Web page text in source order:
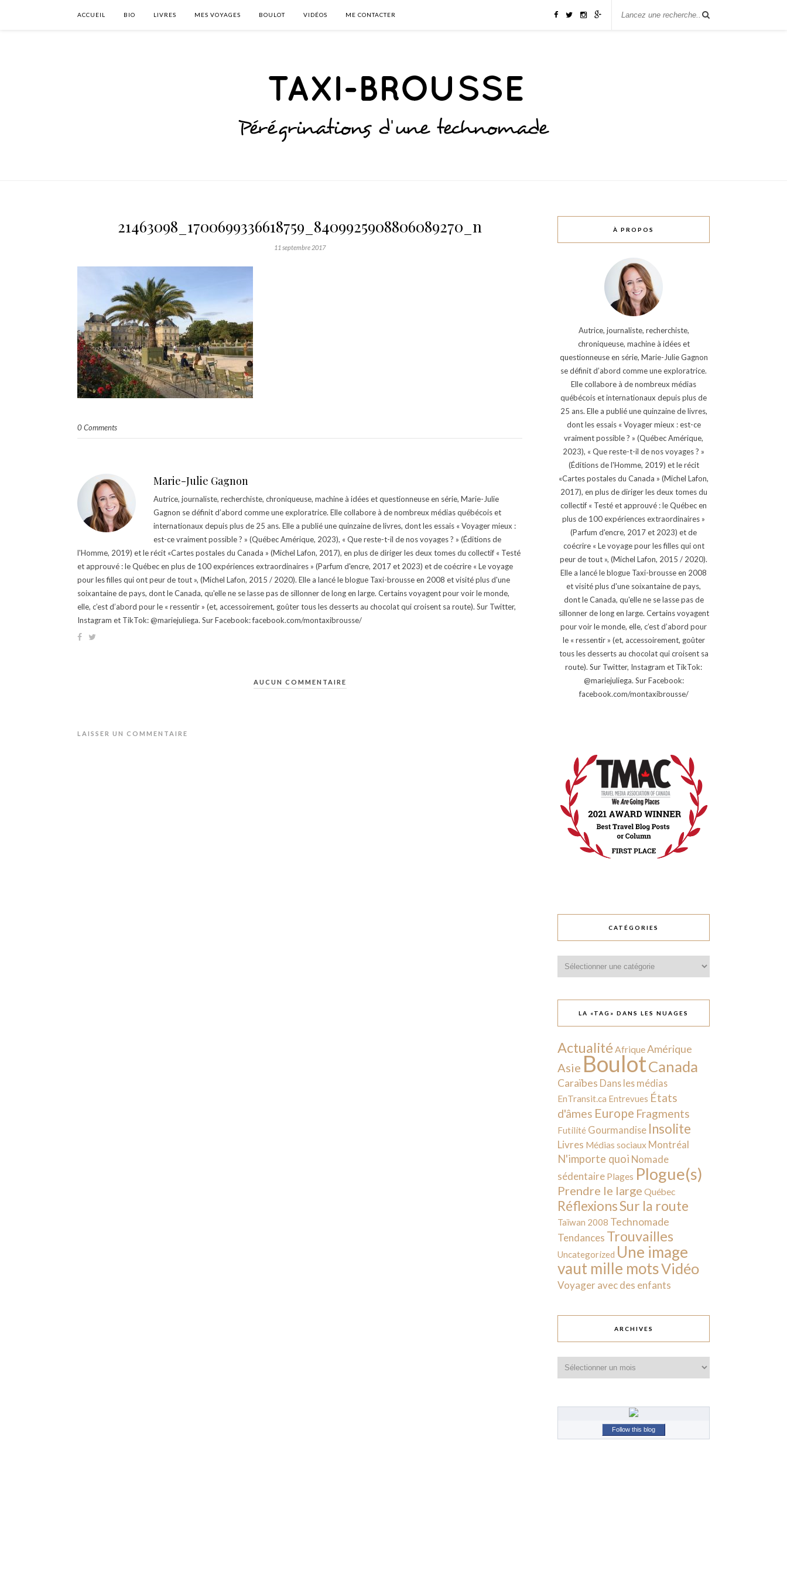
ACCUEIL BIO LIVRES MES VOYAGES BOULOT VIDÉOS ME CONTACTER
21463098_1700699336618759_8409925908806089270_n
11 septembre 2017
0 Comments
Marie-Julie Gagnon
Autrice, journaliste, recherchiste, chroniqueuse, machine à idées et questionneuse en série, Marie-Julie
Gagnon se définit d’abord comme une exploratrice. Elle collabore à de nombreux médias québécois et
internationaux depuis plus de 25 ans. Elle a publié une quinzaine de livres, dont les essais « Voyager mieux :
est-ce vraiment possible ? » (Québec Amérique, 2023), « Que reste-t-il de nos voyages ? » (Éditions de
l'Homme, 2019) et le récit «Cartes postales du Canada » (Michel Lafon, 2017), en plus de diriger les deux tomes du collectif « Testé
et approuvé : le Québec en plus de 100 expériences extraordinaires » (Parfum d'encre, 2017 et 2023) et de coécrire « Le voyage
pour les filles qui ont peur de tout », (Michel Lafon, 2015 / 2020). Elle a lancé le blogue Taxi-brousse en 2008 et visité plus d'une
soixantaine de pays, dont le Canada, qu'elle ne se lasse pas de sillonner de long en large. Certains voyagent pour voir le monde,
elle, c’est d’abord pour le « ressentir » (et, accessoirement, goûter tous les desserts au chocolat qui croisent sa route). Sur Twitter,
Instagram et TikTok: @mariejuliega. Sur Facebook: facebook.com/montaxibrousse/
AUCUN COMMENTAIRE
LAISSER UN COMMENTAIRE
À PROPOS
Autrice, journaliste, recherchiste,
chroniqueuse, machine à idées et
questionneuse en série, Marie-Julie Gagnon
se définit d’abord comme une exploratrice.
Elle collabore à de nombreux médias
québécois et internationaux depuis plus de
25 ans. Elle a publié une quinzaine de livres,
dont les essais « Voyager mieux : est-ce
vraiment possible ? » (Québec Amérique,
2023), « Que reste-t-il de nos voyages ? »
(Éditions de l'Homme, 2019) et le récit
«Cartes postales du Canada » (Michel Lafon,
2017), en plus de diriger les deux tomes du
collectif « Testé et approuvé : le Québec en
plus de 100 expériences extraordinaires »
(Parfum d'encre, 2017 et 2023) et de
coécrire « Le voyage pour les filles qui ont
peur de tout », (Michel Lafon, 2015 / 2020).
Elle a lancé le blogue Taxi-brousse en 2008
et visité plus d'une soixantaine de pays,
dont le Canada, qu'elle ne se lasse pas de
sillonner de long en large. Certains voyagent
pour voir le monde, elle, c’est d’abord pour
le « ressentir » (et, accessoirement, goûter
tous les desserts au chocolat qui croisent sa
route). Sur Twitter, Instagram et TikTok:
@mariejuliega. Sur Facebook:
facebook.com/montaxibrousse/
CATÉGORIES
LA «TAG» DANS LES NUAGES
Actualité AfriqueAmérique
Asie BoulotCanada
Caraïbes Dans les médias
EnTransit.ca Entrevues États
d'âmes Europe Fragments
Futilité Gourmandise Insolite
Livres Médias sociaux Montréal
N'importe quoi Nomade
sédentaire Plages Plogue(s)
Prendre le large Québec
RéflexionsSur la route
Taïwan 2008 Technomade
Tendances Trouvailles
Uncategorized Une image
vaut mille motsVidéo
Voyager avec des enfants
ARCHIVES
Follow this blog